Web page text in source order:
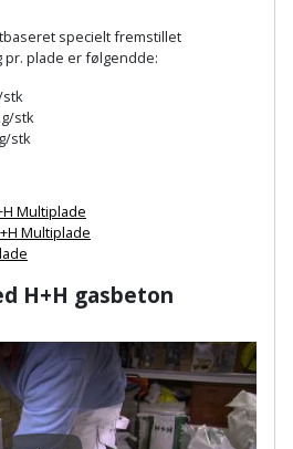
specielt fremstillet
plade er følgendde:
stk
stk
stk
Multiplade
Multiplade
H+H gasbeton